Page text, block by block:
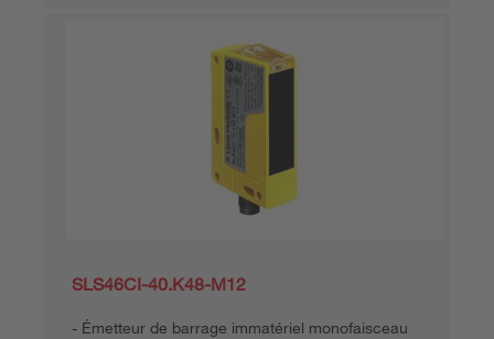
SLS46CI-40.K48-M12
Émetteur de barrage immatériel monofaisceau